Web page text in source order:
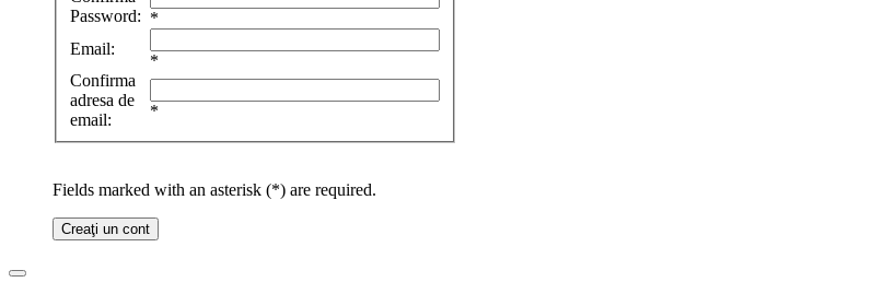
Password: *
Email:
*
Confirma
adresa de
email:
*
Fields marked with an asterisk (*) are required.
Creaţi un cont